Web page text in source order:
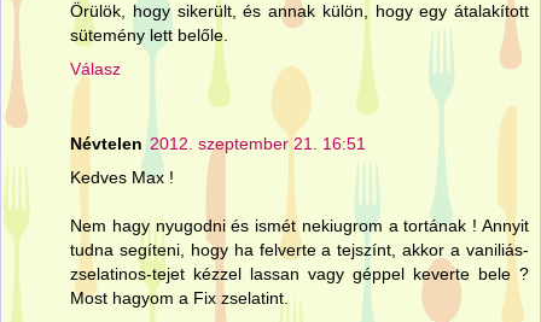
Örülök, hogy sikerült, és annak külön, hogy egy átalakított
sütemény lett belőle.
Válasz
Névtelen 2012. szeptember 21. 16:51
Kedves Max !
Nem hagy nyugodni és ismét nekiugrom a tortának ! Annyit
tudna segíteni, hogy ha felverte a tejszínt, akkor a vaniliás-
zselatinos-tejet kézzel lassan vagy géppel keverte bele ?
Most hagyom a Fix zselatint.